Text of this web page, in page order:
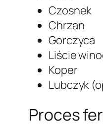
Czosnek
Chrzan
Gorczyca
Liście
Koper
Lubczyk
Proces